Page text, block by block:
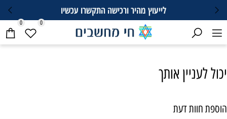
לייעוץ מהיר ורכישה התקשרו עכשיו
0 0
יכול לעניין אותך
הוספת חוות דעת